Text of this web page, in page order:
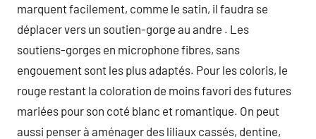
marquent facilement, comme le satin, il faudra se
déplacer vers un soutien-gorge au andre . Les
soutiens-gorges en microphone fibres, sans
engouement sont les plus adaptés. Pour les coloris, le
rouge restant la coloration de moins favori des futures
mariées pour son coté blanc et romantique. On peut
aussi penser à aménager des liliaux cassés, dentine,